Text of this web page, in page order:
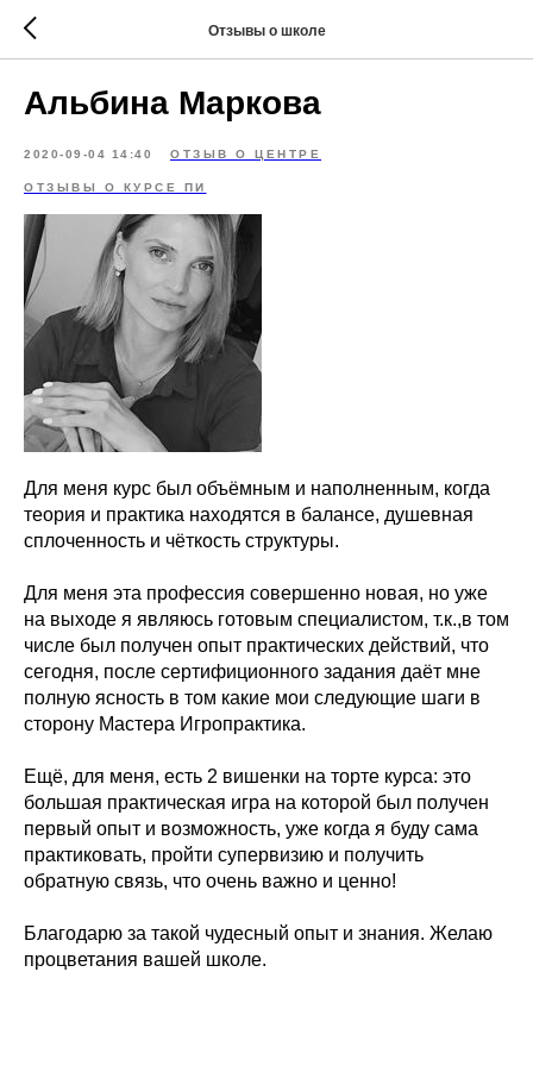
Отзывы о школе
Альбина Маркова
2020-09-04 14:40 ОТЗЫВ О ЦЕНТРЕ
ОТЗЫВЫ О КУРСЕ ПИ
Для меня курс был объёмным и наполненным, когда
теория и практика находятся в балансе, душевная
сплоченность и чёткость структуры.
Для меня эта профессия совершенно новая, но уже
на выходе я являюсь готовым специалистом, т.к.,в том
числе был получен опыт практических действий, что
сегодня, после сертифиционного задания даёт мне
полную ясность в том какие мои следующие шаги в
сторону Мастера Игропрактика.
Ещё, для меня, есть 2 вишенки на торте курса: это
большая практическая игра на которой был получен
первый опыт и возможность, уже когда я буду сама
практиковать, пройти супервизию и получить
обратную связь, что очень важно и ценно!
Благодарю за такой чудесный опыт и знания. Желаю
процветания вашей школе.